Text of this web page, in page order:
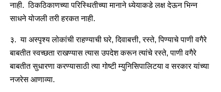
नाही. ठिकठिकाणच्या परिस्थितीच्या मानाने ध्येयाकडे लक्ष देऊन भिन्न
साधने योजली तरी हरकत नाही.
३. या अस्पृश्य लोकांची राहण्याची घरे, दिवाबत्ती, रस्ते, पिण्याचे पाणी वगैरे
बाबतीत स्वच्छता राखण्यास त्यास उपदेश करून त्यांचे रस्ते, पाणी वगैरे
बाबतीत सुधारणा करण्यासाठी त्या गोष्टी म्युनिसिपालिटया व सरकार यांच्या
नजरेस आणाव्या.